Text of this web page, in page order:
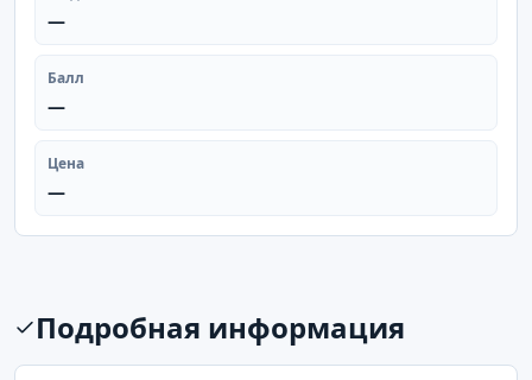
—
Балл
—
Цена
—
Подробная информация